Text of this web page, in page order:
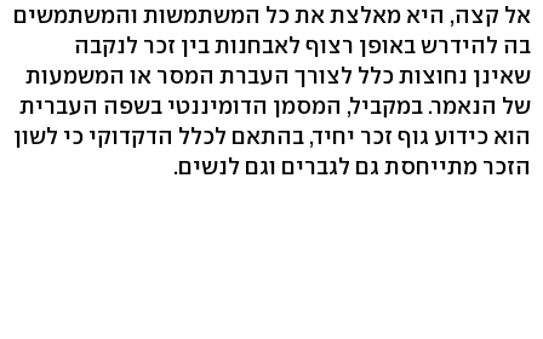
אל קצה, היא מאלצת את כל המשתמשות והמשתמשים
בה להידרש באופן רצוף לאבחנות בין זכר לנקבה
שאינן נחוצות כלל לצורך העברת המסר או המשמעות
של הנאמר. במקביל, המסמן הדומיננטי בשפה העברית
הוא כידוע גוף זכר יחיד, בהתאם לכלל הדקדוקי כי לשון
הזכר מתייחסת גם לגברים וגם לנשים.